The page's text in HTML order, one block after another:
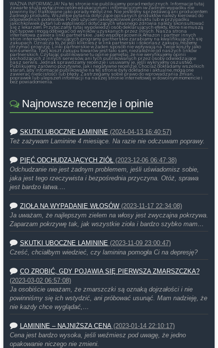
WAŻNA INFORMACJA! Na tej stronie nie publikujemy porad medycznych. Informacje tutaj
zawarte służą wyłącznie celom edukacyjnym i informacyjnym iw żadnym wypadku nie
powinny być traktowane jako porady medyczne. Nie jesteśmy sprzedawcą ani producentem
żadnego produktu. Wszelkie pytania dotyczące opisanych produktów należy kierować do
odpowiednich podmiotów. Przed użyciem jakiegokolwiek produktu lub w przypadku
jakichkolwiek pytań lub wątpliwości dotyczących własnego zdrowia należy skonsultować
się z lekarzem. Przytaczamy tutaj wypowiedzi osób deklarujących efekty, które nie muszą
być typowe i mogą odbiegać od wyników uzyskanych przez innych. Nasza strona
internetowa zawiera linki partnerskie. Jako współpracownik Amazon i partner innych
stron internetowych oferujących programy partnerskie zarabiamy na kwalifikujących się
zakupach. Oznacza to, że jeśli klikniesz w link partnerski i dokonasz zakupu, możemy
otrzymać prowizję. Linki partnerskie w żaden sposób nie wpływają na Twoje koszty jako
konsumenta. Twój koszt zakupu towarów jest taki sam, niezależnie od naszych linków
partnerskich. Czytając publikowane tu opinie pamiętaj, że nie weryfikujemy opinii
pochodzących z innych serwisów, ani tych publikowanych przez osoby odwiedzające
nasz serwis. Jednak sprawdzamy recenzje i usuwamy je, jeśli wykryjemy oszustwo.
Publikujemy zarówno pozytywne, jak i negatywne recenzje. Chociaż dokładamy wszelkich
starań, aby informacje publikowane na tej stronie były dokładne i aktualne, mogą one
zawierać nieścisłości lub błędy. Zastrzegamy sobie prawo do wprowadzania zmian,
poprawek lub ulepszeń informacji na naszej stronie internetowej w dowolnym momencie i
bez powiadomienia.
Najnowsze recenzje i opinie
SKUTKI UBOCZNE LAMININE (2024-04-13 16:40:57)
Też zażywam Laminine 4 miesiące. Na razie nie odczuwam poprawy.
PIĘĆ ODCHUDZAJĄCYCH ZIÓŁ (2023-12-06 06:47:38)
Odchudzanie nie jest żadnym problemem, jeśli uświadomisz sobie,
jaka jest tego rzeczywista i bezpośrednia przyczyna. Otóż, sprawa
jest bardzo łatwa.…
ZIOŁA NA WYPADANIE WŁOSÓW (2023-11-17 22:34:08)
Ja uważam, że najlepszym zielem na włosy jest zwyczajna pokrzywa.
Zaparzam pokrzywę tak, jak wszystkie zioła i bardzo szybko mam…
SKUTKI UBOCZNE LAMININE (2023-11-09 23:00:47)
Cześć, chciałbym wiedzieć, czy laminina pomogła Ci na depresję?
CO ZROBIĆ, GDY POJAWIA SIĘ PIERWSZA ZMARSZCZKA?
(2023-03-02 06:57:08)
Ja osobiście uważam, że zmarszczki są oznaką dojrzałości i nie
powinniśmy się ich wstydzić, ani próbować usunąć. Mam nadzieję, że
nie każdy chce wyglądać,…
LAMININE – NAJNIŻSZA CENA (2023-01-14 22:10:17)
Cena jest bardzo wysoka, jeśli weźmiesz pod uwagę, że jedno
opakowanie niczego nie zmieni.